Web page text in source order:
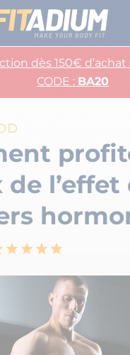
dès 150€
CODE : BA20
l’effet